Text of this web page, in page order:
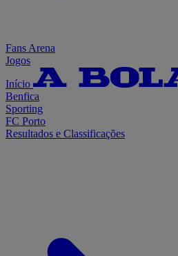
Fans Arena
Jogos
Início
Benfica
Sporting
FC Porto
Resultados e Classificações